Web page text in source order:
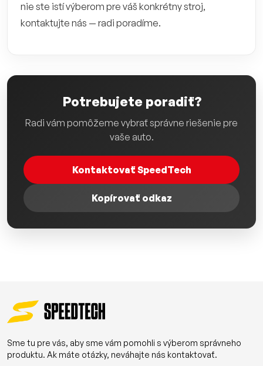
nie ste istí výberom pre váš konkrétny stroj,
kontaktujte nás — radi poradíme.
Potrebujete poradiť?
Radi vám pomôžeme vybrať správne riešenie pre
vaše auto.
Kontaktovať SpeedTech
Kopírovať odkaz
Sme tu pre vás, aby sme vám pomohli s výberom správneho
produktu. Ak máte otázky, neváhajte nás kontaktovať.